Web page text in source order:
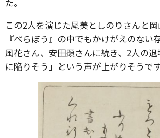
この2人を演じた尾美としのりさんと岡
『べらぼう』の中でもかけがえのない
風花さん、安田顕さんに続き、2人の
に陥りそう」という声が上がりそうです